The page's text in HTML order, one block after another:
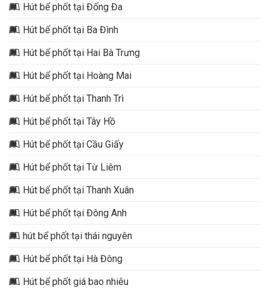
Hút bể phốt tại Đống Đa
Hút bể phốt tại Ba Đình
Hút bể phốt tại Hai Bà Trưng
Hút bể phốt tại Hoàng Mai
Hút bể phốt tại Thanh Trì
Hút bể phốt tại Tây Hồ
Hút bể phốt tại Cầu Giấy
Hút bể phốt tại Từ Liêm
Hút bể phốt tại Thanh Xuân
Hút bể phốt tại Đông Anh
hút bể phốt tại thái nguyên
Hút bể phốt tại Hà Đông
Hút bể phốt giá bao nhiêu